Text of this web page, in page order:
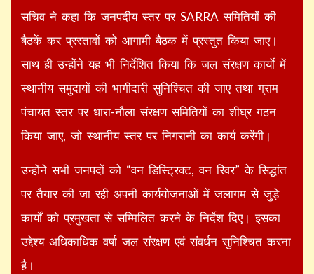
सचिव ने कहा कि जनपदीय स्तर पर SARRA समितियों की
बैठकें कर प्रस्तावों को आगामी बैठक में प्रस्तुत किया जाए।
साथ ही उन्होंने यह भी निर्देशित किया कि जल संरक्षण कार्यों में
स्थानीय समुदायों की भागीदारी सुनिश्चित की जाए तथा ग्राम
पंचायत स्तर पर धारा-नौला संरक्षण समितियों का शीघ्र गठन
किया जाए, जो स्थानीय स्तर पर निगरानी का कार्य करेंगी।
उन्होंने सभी जनपदों को “वन डिस्ट्रिक्ट, वन रिवर” के सिद्धांत
पर तैयार की जा रही अपनी कार्ययोजनाओं में जलागम से जुड़े
कार्यों को प्रमुखता से सम्मिलित करने के निर्देश दिए। इसका
उद्देश्य अधिकाधिक वर्षा जल संरक्षण एवं संवर्धन सुनिश्चित करना
है।